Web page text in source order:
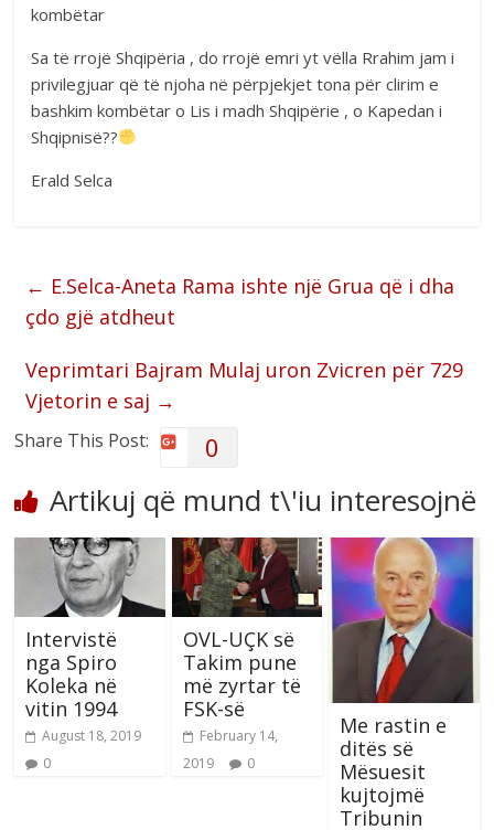
kombëtar
Sa të rrojë Shqipëria , do rrojë emri yt vëlla Rrahim jam i
privilegjuar që të njoha në përpjekjet tona për clirim e
bashkim kombëtar o Lis i madh Shqipërie , o Kapedan i
Shqipnisë??
Erald Selca
← E.Selca-Aneta Rama ishte një Grua që i dha
çdo gjë atdheut
Veprimtari Bajram Mulaj uron Zvicren për 729
Vjetorin e saj →
Share This Post: 0
Artikuj që mund t\'iu interesojnë
Intervistë
nga Spiro
Koleka në
vitin 1994
August 18, 2019
0
OVL-UÇK së
Takim pune
më zyrtar të
FSK-së
February 14,
2019
0
Me rastin e
ditës së
Mësuesit
kujtojmë
Tribunin